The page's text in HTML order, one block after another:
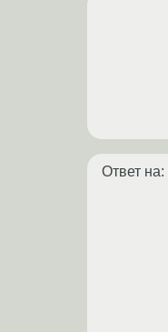
Ответ на: